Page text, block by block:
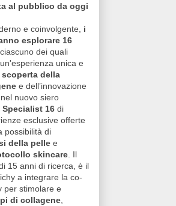
al pubblico da oggi
e coinvolgente, i
esplorare 16
, ciascuno dei quali
unica e
scoperta della
e dell’innovazione
nuovo siero
16 di
esclusive offerte
possibilità di
della pelle e
skincare . Il
15 anni di ricerca, è il
a integrare la co-
per stimolare e
di collagene